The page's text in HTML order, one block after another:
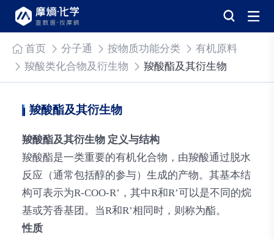
首页 分子通 按物质功能分类
有机原料
羧酸类化合物及衍生物
羧酸酯及其衍生物
羧酸酯及其衍生物
羧酸酯及其衍生物 定义与结构
羧酸酯是一类重要的有机化合物，由羧酸通过脱水
反应（通常包括醇的参与）生成的产物。其基本结
构可表示为R-COO-R’，其中R和R’可以是不同的烷
基或芳香基团。当R和R’相同时，则称为酯。
性质